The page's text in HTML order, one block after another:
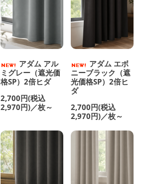
アダム アル
ミグレー（遮光価
格SP）2倍ヒダ
2,700円(税込
2,970円)／枚～
アダム エボ
ニーブラック（遮
光価格SP）2倍ヒ
ダ
2,700円(税込
2,970円)／枚～